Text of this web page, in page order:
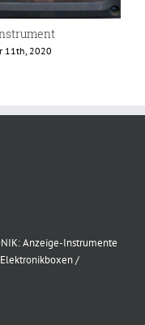
11th, 2020
Anzeige-Instrumente
/